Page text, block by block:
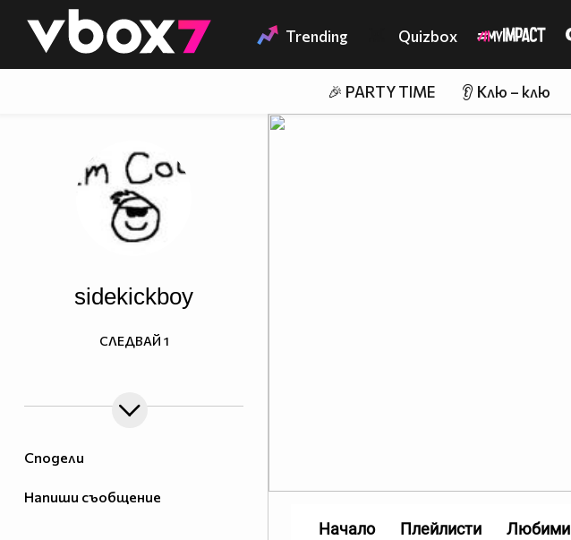
👾 Trending Quizbox
🎉 PARTY TIME 👂 Клю – клю
Сподели
Напиши съобщение
sidekickboy
СЛЕДВАЙ 1
Начало Плейлисти Любими